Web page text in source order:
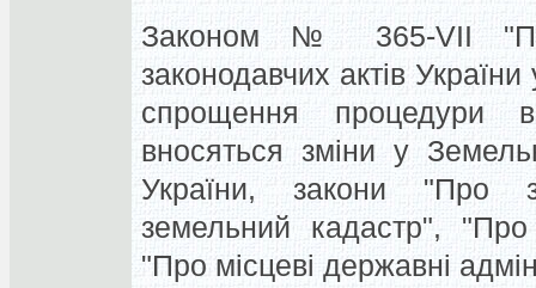
Законом № 365-VII
законодавчих актів
спрощення процедури
вносяться зміни у
України, закони "Про
земельний кадастр",
"Про місцеві державні